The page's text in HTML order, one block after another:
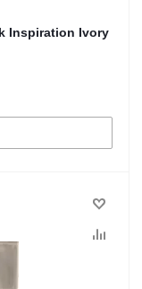
Inspiration Ivory